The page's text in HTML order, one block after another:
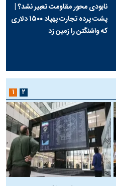
نابودی محور مقاومت تعبیر نشد؟ |
پشت پرده تجارت پهپاد‌ ۱۵۰۰ دلاری
که واشنگتن را زمین زد
۱ ۲